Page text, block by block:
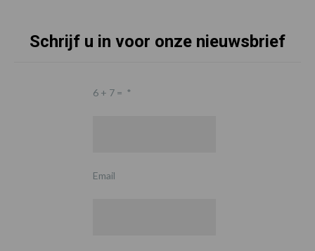
Schrijf u in voor onze nieuwsbrief
6 + 7 = *
Email